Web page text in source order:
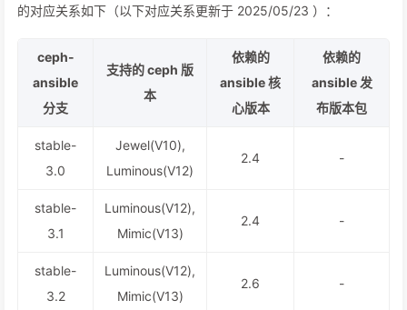
的对应关系如下（以下对应关系更新于 2025/05/23 ）：
ceph-
ansible
分支
支持的 ceph 版
本
依赖的
ansible 核
心版本
依赖的
ansible 发
布版本包
stable-
3.0
Jewel(V10),
Luminous(V12)
2.4 -
stable-
3.1
Luminous(V12),
Mimic(V13)
2.4 -
stable-
3.2
Luminous(V12),
Mimic(V13)
2.6 -